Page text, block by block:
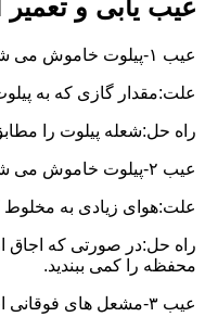
عیب یابی و تعمیر
عیب ۱-پیلوت خاموش می شود.
علت:مقدار گازی که به
راه حل:شعله پیلوت را
عیب ۲-پیلوت خاموش می شود.
علت:هوای زیادی به
راه حل:در صورتی که اجاق
محفظه را کمی ببندید.
عیب ۳-مشعل های فوقانی اجاق گاز روشن نمی شود.